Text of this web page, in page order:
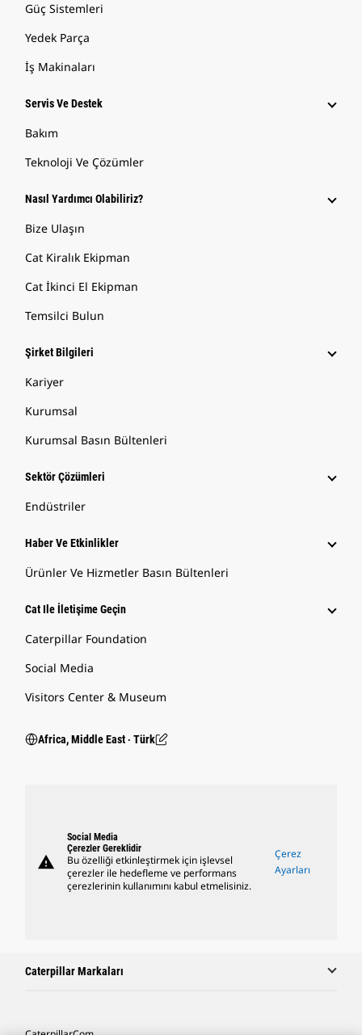
Güç Sistemleri
Yedek Parça
İş Makinaları
Servis Ve Destek
Bakım
Teknoloji Ve Çözümler
Nasıl Yardımcı Olabiliriz?
Bize Ulaşın
Cat Kiralık Ekipman
Cat İkinci El Ekipman
Temsilci Bulun
Şirket Bilgileri
Kariyer
Kurumsal
Kurumsal Basın Bültenleri
Sektör Çözümleri
Endüstriler
Haber Ve Etkinlikler
Ürünler Ve Hizmetler Basın Bültenleri
Cat Ile İletişime Geçin
Caterpillar Foundation
Social Media
Visitors Center & Museum
Africa, Middle East ‧ Türk
warning
Social Media
Çerezler Gereklidir
Bu özelliği etkinleştirmek için işlevsel
çerezler ile hedefleme ve performans
çerezlerinin kullanımını kabul etmelisiniz.
Çerez
Ayarları
Caterpillar Markaları